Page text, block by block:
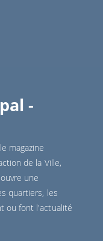
-
magazine
de la Ville,
une
quartiers, les
ou font l'actualité